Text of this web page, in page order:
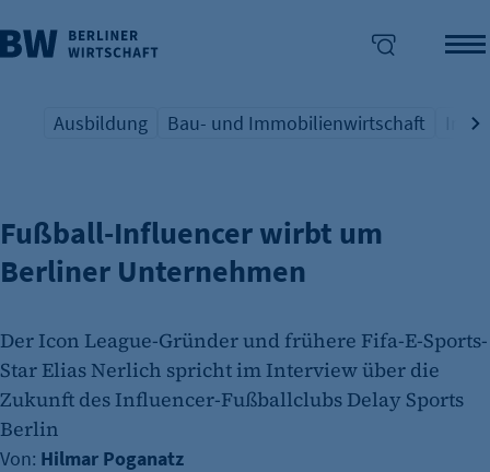
überspringen
Übersicht Schlagwort
Ausbildung
Übersicht Schlagwort
Bau- und Immobilienwirtschaft
WERBUNG UND SPONSORING
Fußball-Influencer wirbt um
Berliner Unternehmen
Der Icon League-Gründer und frühere Fifa-E-Sports-
Star Elias Nerlich spricht im Interview über die
Zukunft des Influencer-Fußballclubs Delay Sports
Berlin
Von: Hilmar Poganatz